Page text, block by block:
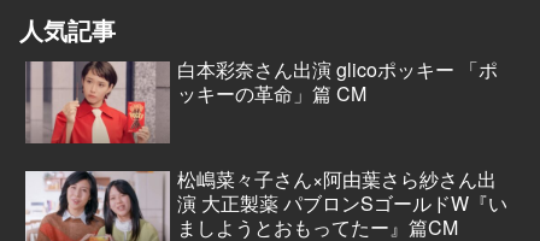
人気記事
白本彩奈さん出演 glicoポッキー 「ポ
ッキーの革命」篇 CM
松嶋菜々子さん×阿由葉さら紗さん出
演 大正製薬 パブロンSゴールドW『い
ましようとおもってたー』篇CM